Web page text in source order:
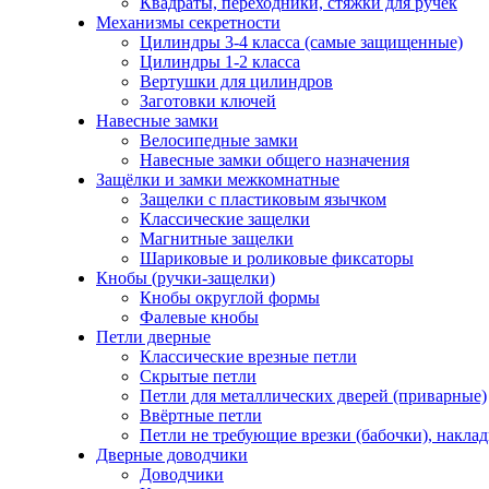
Механизмы секретности
Цилиндры 3-4 класса (самые защищенные)
Цилиндры 1-2 класса
Вертушки для цилиндров
Заготовки ключей
Навесные замки
Велосипедные замки
Навесные замки общего назначения
Защёлки и замки межкомнатные
Защелки с пластиковым язычком
Классические защелки
Магнитные защелки
Шариковые и роликовые фиксаторы
Кнобы (ручки-защелки)
Кнобы округлой формы
Фалевые кнобы
Петли дверные
Классические врезные петли
Скрытые петли
Петли для металлических дверей (приварные)
Ввёртные петли
Петли не требующие врезки (бабочки),
Дверные доводчики
Доводчики